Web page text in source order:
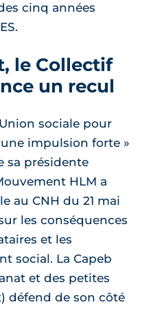
cinq années
le Collectif
un recul
sociale pour
impulsion forte »
sa présidente
HLM a
au CNH du 21 mai
les conséquences
et les
social. La Capeb
et des petites
défend de son côté